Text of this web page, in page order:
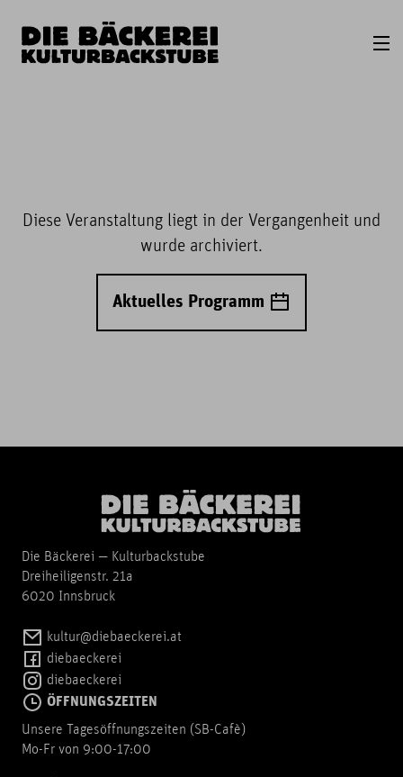
Diese Veranstaltung liegt in der Vergangenheit und
wurde archiviert.
Aktuelles Programm
Die Bäckerei — Kulturbackstube
Dreiheiligenstr. 21a
6020 Innsbruck
kultur@diebaeckerei.at
diebaeckerei
diebaeckerei
ÖFFNUNGSZEITEN
Unsere Tagesöffnungszeiten (SB-Cafè)
Mo-Fr von 9:00-17:00